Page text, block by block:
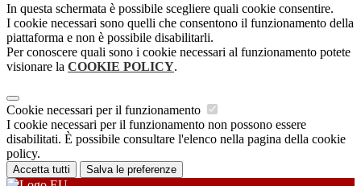
In questa schermata è possibile scegliere quali cookie consentire.
I cookie necessari sono quelli che consentono il funzionamento della
piattaforma e non è possibile disabilitarli.
Per conoscere quali sono i cookie necessari al funzionamento potete
visionare la COOKIE POLICY.
Cookie necessari per il funzionamento
I cookie necessari per il funzionamento non possono essere
disabilitati. È possibile consultare l'elenco nella pagina della cookie
policy.
Accetta tutti Salva le preferenze